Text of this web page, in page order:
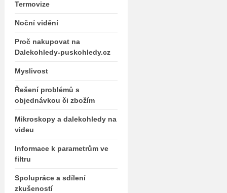
Termovize
Noční vidění
Proč nakupovat na
Dalekohledy-puskohledy.cz
Myslivost
Řešení problémů s
objednávkou či zbožím
Mikroskopy a dalekohledy na
videu
Informace k parametrům ve
filtru
Spolupráce a sdílení
zkušeností